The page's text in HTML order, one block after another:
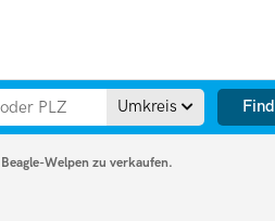
Umkreis
Beagle-Welpen zu verkaufen.